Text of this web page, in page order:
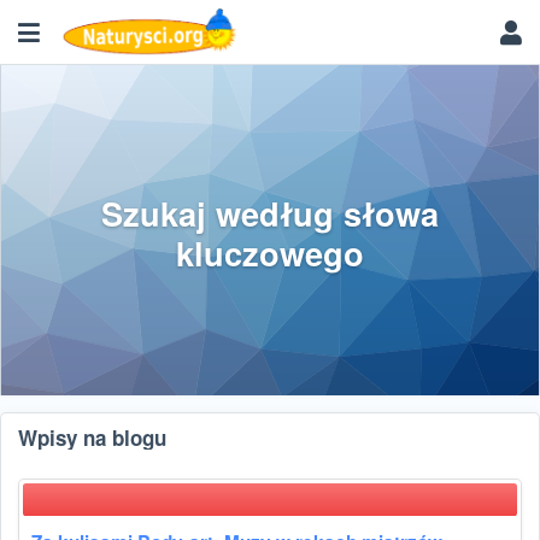
Szukaj według słowa
kluczowego
Wpisy na blogu